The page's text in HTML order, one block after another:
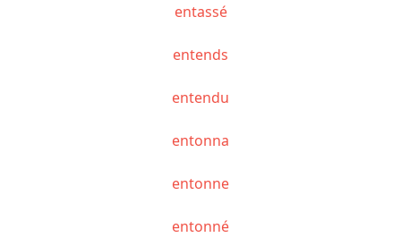
entassé
entends
entendu
entonna
entonne
entonné